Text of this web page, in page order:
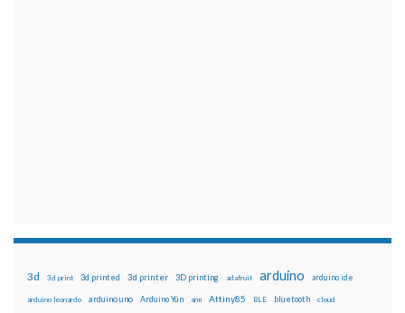
3d 3d print 3d printed 3d printer 3D printing adafruit arduino arduino ide
arduino leonardo arduino uno Arduino Yún arm Attiny85 BLE bluetooth cloud